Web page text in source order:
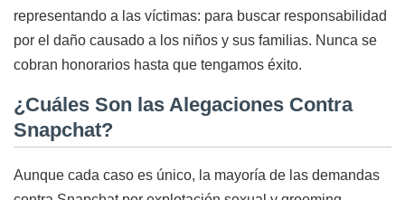
representando a las víctimas: para buscar responsabilidad
por el daño causado a los niños y sus familias. Nunca se
cobran honorarios hasta que tengamos éxito.
¿Cuáles Son las Alegaciones Contra
Snapchat?
Aunque cada caso es único, la mayoría de las demandas